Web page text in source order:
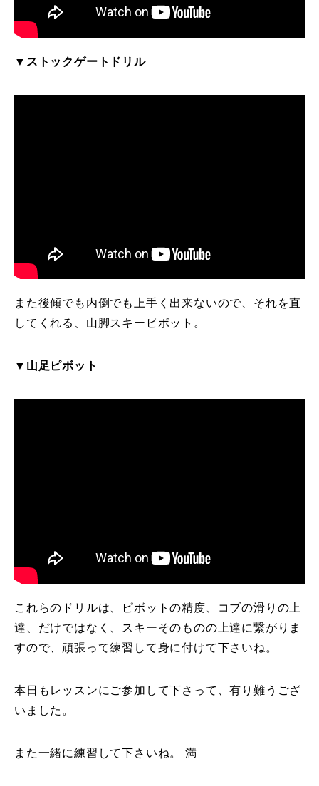
▼ストックゲートドリル
また後傾でも内倒でも上手く出来ないので、それを直
してくれる、山脚スキーピボット。
▼山足ピボット
これらのドリルは、ピボットの精度、コブの滑りの上
達、だけではなく、スキーそのものの上達に繋がりま
すので、頑張って練習して身に付けて下さいね。
本日もレッスンにご参加して下さって、有り難うござ
いました。
また一緒に練習して下さいね。 満